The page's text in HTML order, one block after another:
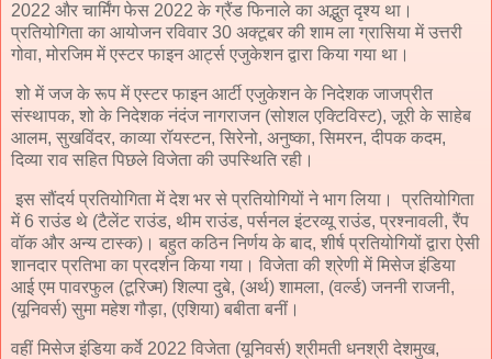
2022 और चार्मिंग फेस 2022 के ग्रैंड फिनाले का अद्भुत दृश्य था।
प्रतियोगिता का आयोजन रविवार 30 अक्टूबर की शाम ला ग्रासिया में उत्तरी
गोवा, मोरजिम में एस्टर फाइन आर्ट्स एजुकेशन द्वारा किया गया था।
शो में जज के रूप में एस्टर फाइन आर्टी एजुकेशन के निदेशक जाजप्रीत
संस्थापक, शो के निदेशक नंदंज नागराजन (सोशल एक्टिविस्ट), जूरी के साहेब
आलम, सुखविंदर, काव्या रॉयस्टन, सिरेनो, अनुष्का, सिमरन, दीपक कदम,
दिव्या राव सहित पिछले विजेता की उपस्थिति रही।
इस सौंदर्य प्रतियोगिता में देश भर से प्रतियोगियों ने भाग लिया। प्रतियोगिता
में 6 राउंड थे (टैलेंट राउंड, थीम राउंड, पर्सनल इंटरव्यू राउंड, प्रश्नावली, रैंप
वॉक और अन्य टास्क)। बहुत कठिन निर्णय के बाद, शीर्ष प्रतियोगियों द्वारा ऐसी
शानदार प्रतिभा का प्रदर्शन किया गया। विजेता की श्रेणी में मिसेज इंडिया
आई एम पावरफुल (टूरिज्म) शिल्पा दुबे, (अर्थ) शामला, (वर्ल्ड) जननी राजनी,
(यूनिवर्स) सुमा महेश गौड़ा, (एशिया) बबीता बनीं।
वहीं मिसेज इंडिया कर्वे 2022 विजेता (यूनिवर्स) श्रीमती धनश्री देशमुख,